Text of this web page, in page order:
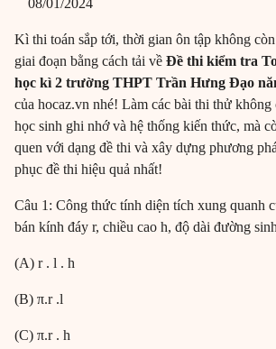
08/01/2024
Kì thi toán sắp tới, thời gian ôn tập không
giai đoạn bằng cách tải về Đề thi kiểm tra
học kì 2 trường THPT Trần Hưng Đạo
của hocaz.vn nhé! Làm các bài thi thử không
học sinh ghi nhớ và hệ thống kiến thức, mà
quen với dạng đề thi và xây dựng phương
phục đề thi hiệu quả nhất!
Câu 1: Công thức tính diện tích xung quanh
bán kính đáy r, chiều cao h, độ dài đường
(A) r . l . h
(B) π.r .l
(C) π.r . h